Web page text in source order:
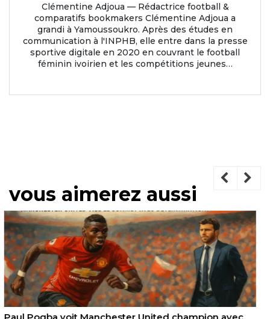
Clémentine Adjoua — Rédactrice football &
comparatifs bookmakers Clémentine Adjoua a
grandi à Yamoussoukro. Après des études en
communication à l'INPHB, elle entre dans la presse
sportive digitale en 2020 en couvrant le football
féminin ivoirien et les compétitions jeunes…
vous aimerez aussi